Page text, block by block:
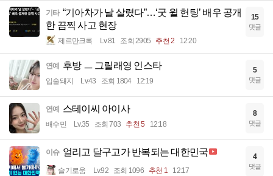
기타 “기아차가 날 살렸다”…‘굿 윌 헌팅’ 배우 공개
한 끔찍 사고 현장
제르만크록 Lv.81 조회 2905 추천 2 12:20
15
댓글
연예 후방 ㅡ 그릴래영 인스타
입술돼지 Lv.43 조회 1804 12:19
5
댓글
연예 스테이씨 아이사
배수민 Lv.35 조회 703 추천 5 12:18
8
댓글
이슈 얼리고 달구고가 반복되는 대한민국
슬기로움 Lv.92 조회 1096 추천 1 12:17
4
댓글